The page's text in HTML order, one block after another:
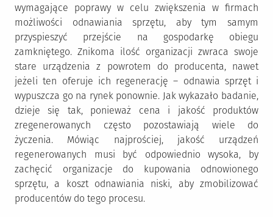
wymagające poprawy w celu zwiększenia w firmach
możliwości odnawiania sprzętu, aby tym samym
przyspieszyć przejście na gospodarkę obiegu
zamkniętego. Znikoma ilość organizacji zwraca swoje
stare urządzenia z powrotem do producenta, nawet
jeżeli ten oferuje ich regenerację – odnawia sprzęt i
wypuszcza go na rynek ponownie. Jak wykazało badanie,
dzieje się tak, ponieważ cena i jakość produktów
zregenerowanych często pozostawiają wiele do
życzenia. Mówiąc najprościej, jakość urządzeń
regenerowanych musi być odpowiednio wysoka, by
zachęcić organizacje do kupowania odnowionego
sprzętu, a koszt odnawiania niski, aby zmobilizować
producentów do tego procesu.